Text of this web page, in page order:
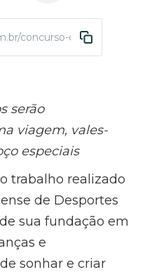
concurso-de-redacao-2024
serão
viagem, vales-
especiais
trabalho realizado
de Desportes
sua fundação em
e
sonhar e criar